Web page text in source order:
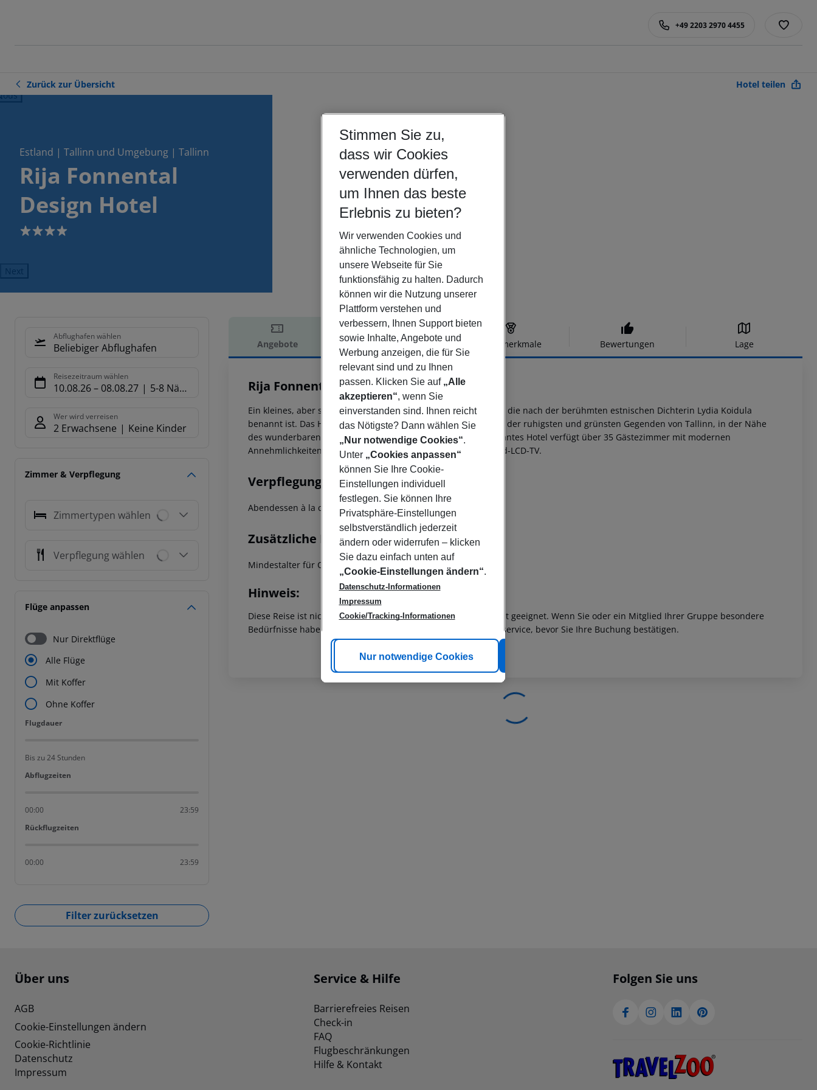
+49 2203 2970 4455
Zurück zur Übersicht Hotel teilen
Estland | Tallinn und Umgebung | Tallinn
Rija Fonnental
Design Hotel
4
Next
Abflughafen wählen
Beliebiger Abflughafen
Reisezeitraum wählen
10.08.26– 08.08.27 5-8 Nächte
Wer wird verreisen
2 Erwachsene Keine Kinder
Zimmer & Verpflegung
Zimmertypen wählen
Verpflegung wählen
Flüge anpassen
Nur Direktflüge
Alle Flüge
Mit Koffer
Ohne Koffer
Flugdauer
Flugdauer
Bis zu 24 Stunden
Abflugzeiten
Abflugzeiten
00:00 23:59
Rückflugzeiten
Rückflugzeiten
00:00 23:59
Filter zurücksetzen
Angebote Hotelbeschreibung Hotelmerkmale Bewertungen Lage
Hotelbeschreibung
Rija Fonnental Design Hotel
4
Ein kleines, aber sehr gemütliches Designhotel in einer Straße, die nach der berühmten estnischen Dichterin Lydia Koidula
benannt ist. Das Hotel bietet einen ruhigen Aufenthalt in einer der ruhigsten und grünsten Gegenden von Tallinn, in der Nähe
des wunderbaren Kadriorg Schlosses und Parks. Unser charmantes Hotel verfügt über 35 Gästezimmer mit modernen
Annehmlichkeiten wie kostenfreiem WLAN und einem Flachbild-LCD-TV.
Verpflegung
Abendessen à la carte À-la-carte-Frühstück
Zusätzliche Informationen
Mindestalter für Check-In: 18
Hinweis:
Diese Reise ist nicht für Personen mit eingeschränkter Mobilität geeignet. Wenn Sie oder ein Mitglied Ihrer Gruppe besondere
Bedürfnisse haben, wenden Sie sich bitte an unseren Kundenservice, bevor Sie Ihre Buchung bestätigen.
Footer navigation
Über uns
AGB
Cookie-Einstellungen ändern
Cookie-Richtlinie
Datenschutz
Impressum
Service & Hilfe
Barrierefreies Reisen
Check-in
FAQ
Flugbeschränkungen
Hilfe & Kontakt
Folgen Sie uns
Stimmen Sie zu,
dass wir Cookies
verwenden dürfen,
um Ihnen das beste
Erlebnis zu bieten?
Wir verwenden Cookies und
ähnliche Technologien, um
unsere Webseite für Sie
funktionsfähig zu halten. Dadurch
können wir die Nutzung unserer
Plattform verstehen und
verbessern, Ihnen Support bieten
sowie Inhalte, Angebote und
Werbung anzeigen, die für Sie
relevant sind und zu Ihnen
passen. Klicken Sie auf „Alle
akzeptieren“, wenn Sie
einverstanden sind. Ihnen reicht
das Nötigste? Dann wählen Sie
„Nur notwendige Cookies“.
Unter „Cookies anpassen“
können Sie Ihre Cookie-
Einstellungen individuell
festlegen. Sie können Ihre
Privatsphäre-Einstellungen
selbstverständlich jederzeit
ändern oder widerrufen – klicken
Sie dazu einfach unten auf
„Cookie-Einstellungen ändern“.
Datenschutz-Informationen
Impressum
Cookie/Tracking-Informationen
Cookie anpassen
Nur notwendige Cookies